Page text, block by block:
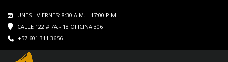
LUNES - VIERNES: 8:30 A.M. - 17:00 P.M.
CALLE 122 # 7A - 18 OFICINA 306
+57 601 311 3656